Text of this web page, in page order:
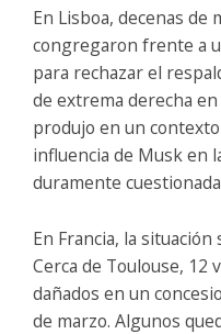
En Lisboa, decenas de
congregaron frente a
para rechazar el
de extrema derecha
produjo en un
influencia de Musk en
duramente
En Francia, la
Cerca de Toulouse, 12
dañados en un
de marzo. Algunos